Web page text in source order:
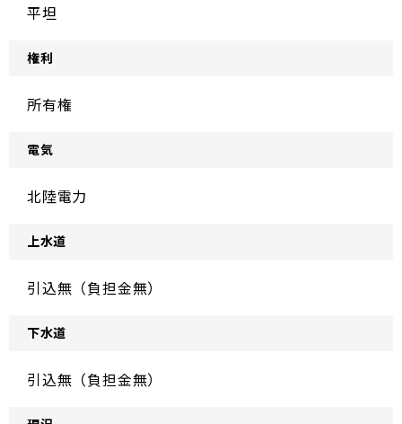
平坦
権利
所有権
電気
北陸電力
上水道
引込無（負担金無）
下水道
引込無（負担金無）